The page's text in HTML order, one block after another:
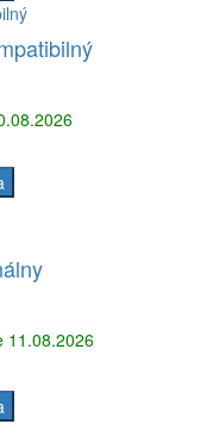
11.08.2026